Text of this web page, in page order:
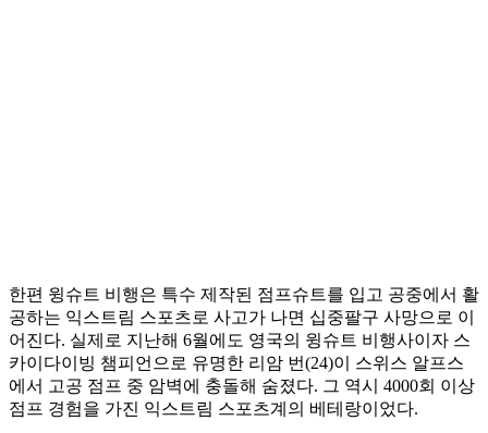
한편 윙슈트 비행은 특수 제작된 점프슈트를 입고 공중에서 활
공하는 익스트림 스포츠로 사고가 나면 십중팔구 사망으로 이
어진다. 실제로 지난해 6월에도 영국의 윙슈트 비행사이자 스
카이다이빙 챔피언으로 유명한 리암 번(24)이 스위스 알프스
에서 고공 점프 중 암벽에 충돌해 숨졌다. 그 역시 4000회 이상
점프 경험을 가진 익스트림 스포츠계의 베테랑이었다.